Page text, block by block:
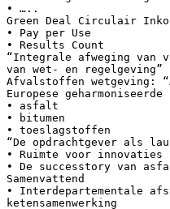
• …..
Green Deal Circulair
• Pay per Use
• Results Count
“Integrale afweging van
van wet- en regelgeving”
Afvalstoffen wetgeving:
Europese geharmoniseerde
• asfalt
• bitumen
• toeslagstoffen
“De opdrachtgever als
• Ruimte voor innovaties
• De successtory van
Samenvattend
• Interdepartementale
ketensamenwerking